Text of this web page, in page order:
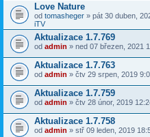
Love Nature
od tomasheger » pát 30 duben,
iTV
Aktualizace 1.7.769
od admin » ned 07 březen, 2021
Aktualizace 1.7.763
od admin » čtv 29 srpen, 2019
Aktualizace 1.7.759
od admin » čtv 28 únor, 2019
Aktualizace 1.7.758
od admin » stř 09 leden, 2019